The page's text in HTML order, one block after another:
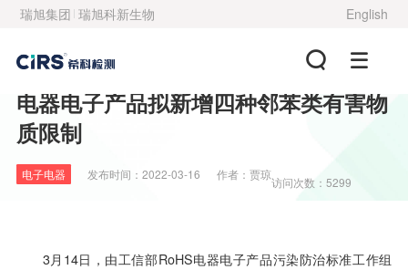
瑞旭集团 瑞旭科新生物 English
电器电子产品拟新增四种邻苯类有害物
质限制
电子电器 发布时间： 2022-03-16 作者： 贾琼
访问次数：5299
3月14日，由工信部RoHS电器电子产品污染防治标准工作组